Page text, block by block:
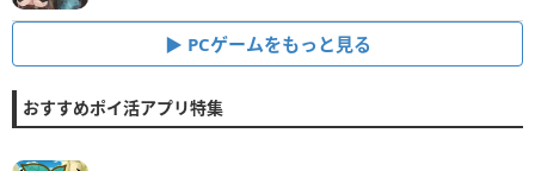
PCゲームをもっと見る
おすすめポイ活アプリ特集